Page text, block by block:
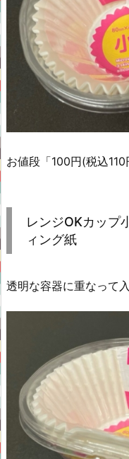
お値段「100円(税込110
レンジOKカップ
ィング紙
透明な容器に重なって